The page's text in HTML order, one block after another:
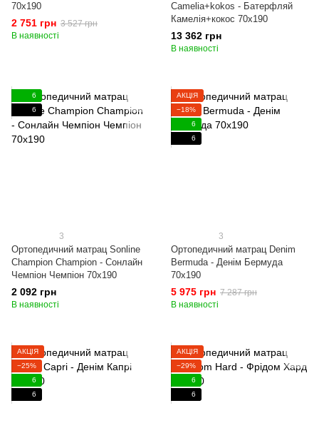
70x190
2 751 грн 3 527 грн
В наявності
Camelia+kokos - Батерфляй
Камелія+кокос 70x190
13 362 грн
В наявності
6
6
3
Ортопедичний матрац Sonline
Champion Champion - Сонлайн
Чемпіон Чемпіон 70x190
2 092 грн
В наявності
АКЦІЯ
−18%
6
6
3
Ортопедичний матрац Denim
Bermuda - Денім Бермуда
70x190
5 975 грн 7 287 грн
В наявності
АКЦІЯ
−25%
6
6
АКЦІЯ
−29%
6
6